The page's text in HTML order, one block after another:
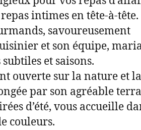
intimes en tête-à-tête.
savoureusement
et son équipe,
et saisons.
ouverte sur la nature et la
par son agréable
d’été, vous accueille
couleurs.